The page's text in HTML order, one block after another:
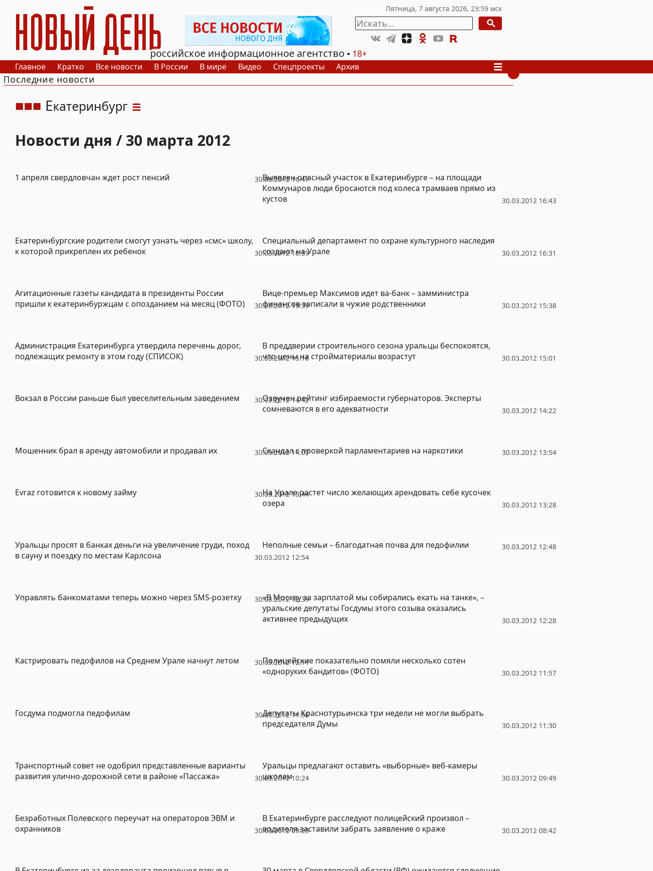
РИА Новый День
российское информационное агентство
18+
Главное Кратко Все новости В России В мире Видео Спецпроекты Архив
Последние новости
Екатеринбург
Новости дня / 30 марта 2012
30.03.2012 16:47
1 апреля свердловчан ждет рост пенсий
30.03.2012 16:43
Выявлен опасный участок в Екатеринбурге – на площади
Коммунаров люди бросаются под колеса трамваев прямо из
кустов
30.03.2012 16:39
Екатеринбургские родители смогут узнать через «смс» школу,
к которой прикреплен их ребенок
30.03.2012 16:31
Специальный департамент по охране культурного наследия
создают на Урале
30.03.2012 15:55
Агитационные газеты кандидата в президенты России
пришли к екатеринбуржцам с опозданием на месяц (ФОТО)
30.03.2012 15:38
Вице-премьер Максимов идет ва-банк – замминистра
финансов записали в чужие родственники
30.03.2012 15:16
Администрация Екатеринбурга утвердила перечень дорог,
подлежащих ремонту в этом году (СПИСОК)
30.03.2012 15:01
В преддверии строительного сезона уральцы беспокоятся,
что цены на стройматериалы возрастут
30.03.2012 14:42
Вокзал в России раньше был увеселительным заведением
30.03.2012 14:22
Озвучен рейтинг избираемости губернаторов. Эксперты
сомневаются в его адекватности
30.03.2012 14:07
Мошенник брал в аренду автомобили и продавал их 30.03.2012 13:54
Скандал с проверкой парламентариев на наркотики
30.03.2012 13:44
Evraz готовится к новому займу
30.03.2012 13:28
На Урале растет число желающих арендовать себе кусочек
озера
30.03.2012 12:54
Уральцы просят в банках деньги на увеличение груди, поход
в сауну и поездку по местам Карлсона
30.03.2012 12:48
Неполные семьи – благодатная почва для педофилии
30.03.2012 12:39
Управлять банкоматами теперь можно через SMS-розетку
30.03.2012 12:28
«В Москву за зарплатой мы собирались ехать на танке», –
уральские депутаты Госдумы этого созыва оказались
активнее предыдущих
30.03.2012 12:11
Кастрировать педофилов на Среднем Урале начнут летом
30.03.2012 11:57
Полицейские показательно помяли несколько сотен
«одноруких бандитов» (ФОТО)
30.03.2012 11:36
Госдума подмогла педофилам
30.03.2012 11:30
Депутаты Краснотурьинска три недели не могли выбрать
председателя Думы
30.03.2012 10:24
Транспортный совет не одобрил представленные варианты
развития улично-дорожной сети в районе «Пассажа»
30.03.2012 09:49
Уральцы предлагают оставить «выборные» веб-камеры
школам
30.03.2012 09:25
Безработных Полевского переучат на операторов ЭВМ и
охранников
30.03.2012 08:42
В Екатеринбурге расследуют полицейский произвол –
водителя заставили забрать заявление о краже